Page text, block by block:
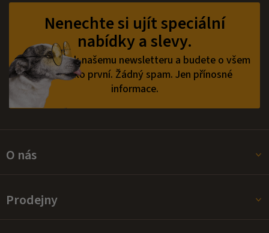
Nenechte si ujít speciální
nabídky a slevy.
Přihlaste se k našemu newsletteru a budete o všem
vědět jako první. Žádný spam. Jen přínosné
informace.
O nás
Prodejny